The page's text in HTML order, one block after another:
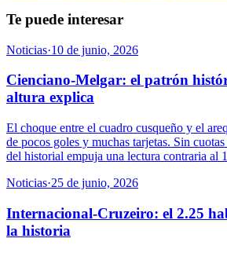
Te puede interesar
Noticias·10 de junio, 2026
Cienciano-Melgar: el patrón
altura explica
El choque entre el cuadro cusqueño y el
de pocos goles y muchas tarjetas. Sin
del historial empuja una lectura contraria al
Noticias·25 de junio, 2026
Internacional-Cruzeiro: el 2.25
la historia